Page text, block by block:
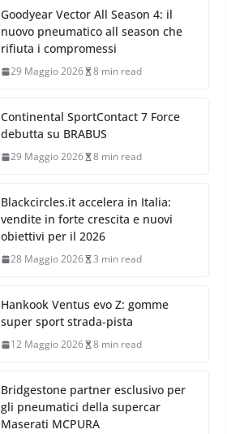
Goodyear Vector All Season 4: il
nuovo pneumatico all season che
rifiuta i compromessi
29 Maggio 2026 8 min read
Continental SportContact 7 Force
debutta su BRABUS
29 Maggio 2026 8 min read
Blackcircles.it accelera in Italia:
vendite in forte crescita e nuovi
obiettivi per il 2026
28 Maggio 2026 3 min read
Hankook Ventus evo Z: gomme
super sport strada-pista
12 Maggio 2026 8 min read
Bridgestone partner esclusivo per
gli pneumatici della supercar
Maserati MCPURA